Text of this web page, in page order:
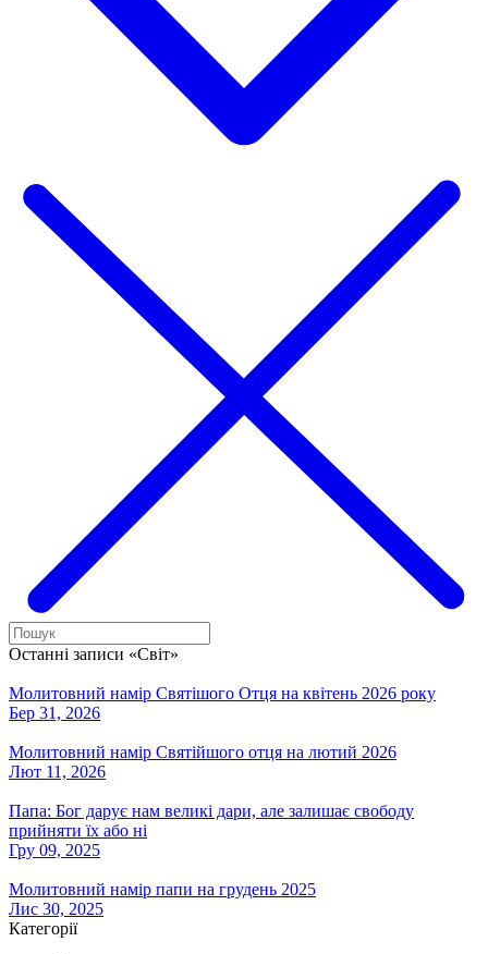
Останні записи «Світ»
Молитовний намір Святішого Отця на квітень 2026 року
Бер 31, 2026
Молитовний намір Святійшого отця на лютий 2026
Лют 11, 2026
Папа: Бог дарує нам великі дари, але залишає свободу
прийняти їх або ні
Гру 09, 2025
Молитовний намір папи на грудень 2025
Лис 30, 2025
Категорії